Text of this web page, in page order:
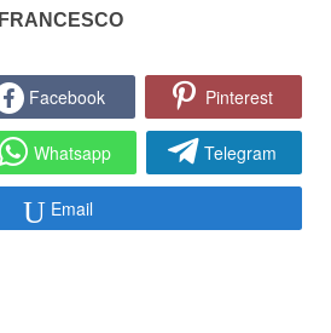
FRANCESCO
Facebook Pinterest
Whatsapp Telegram
Email